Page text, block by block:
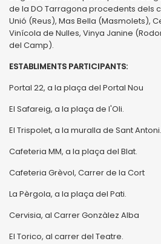
de la DO Tarragona procedents dels
Unió (Reus), Mas Bella (Masmolets),
Vinícola de Nulles, Vinya Janine
del Camp).
ESTABLIMENTS PARTICIPANTS:
Portal 22, a la plaça del Portal Nou
El Safareig, a la plaça de l'Oli.
El Trispolet, a la muralla de Sant Antoni.
Cafeteria MM, a la plaça del Blat.
Cafeteria Grèvol, Carrer de la Cort
La Pèrgola, a la plaça del Pati.
Cervisia, al Carrer Gonzàlez Alba
El Torico, al carrer del Teatre.